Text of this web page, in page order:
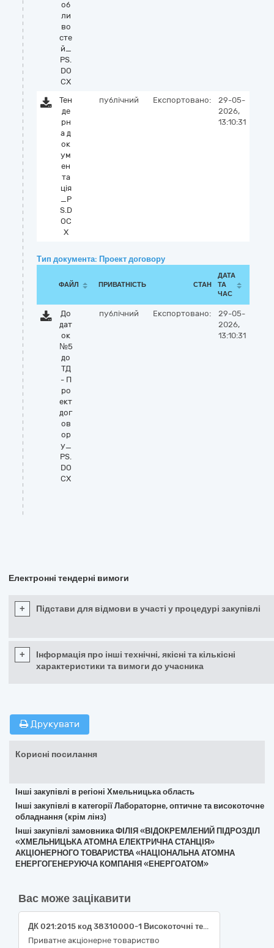
об
ли
во
сте
й_
PS.
DO
CX
Тен
де
рн
а д
ок
ум
ен
та
ція
_P
S.D
OC
X
публічний Експортовано:
29-05-
2026,
13:10:31
Тип документа: Проект договору
ФАЙЛ ПРИВАТНІСТЬ СТАН
ДАТА
ТА
ЧАС
До
дат
ок
№5
до
ТД
- П
ро
ект
дог
ов
ор
у_
PS.
DO
CX
публічний Експортовано:
29-05-
2026,
13:10:31
Електронні тендерні вимоги
+ Підстави для відмови в участі у процедурі закупівлі
+
Інформація про інші технічні, якісні та кількісні
характеристики та вимоги до учасника
Друкувати
Корисні посилання
Інші закупівлі в регіоні Хмельницька область
Інші закупівлі в категорії Лабораторне, оптичне та високоточне
обладнання (крім лінз)
Інші закупівлі замовника ФІЛІЯ «ВІДОКРЕМЛЕНИЙ ПІДРОЗДІЛ
«ХМЕЛЬНИЦЬКА АТОМНА ЕЛЕКТРИЧНА СТАНЦІЯ»
АКЦІОНЕРНОГО ТОВАРИСТВА «НАЦІОНАЛЬНА АТОМНА
ЕНЕРГОГЕНЕРУЮЧА КОМПАНІЯ «ЕНЕРГОАТОМ»
Вас може зацікавити
ДК 021:2015 код 38310000-1 Високоточні терези (Ваги для філії "Середньодніпровська ГЕС" ПрАТ "Укргідроенерго")
Приватне акціонерне товариство